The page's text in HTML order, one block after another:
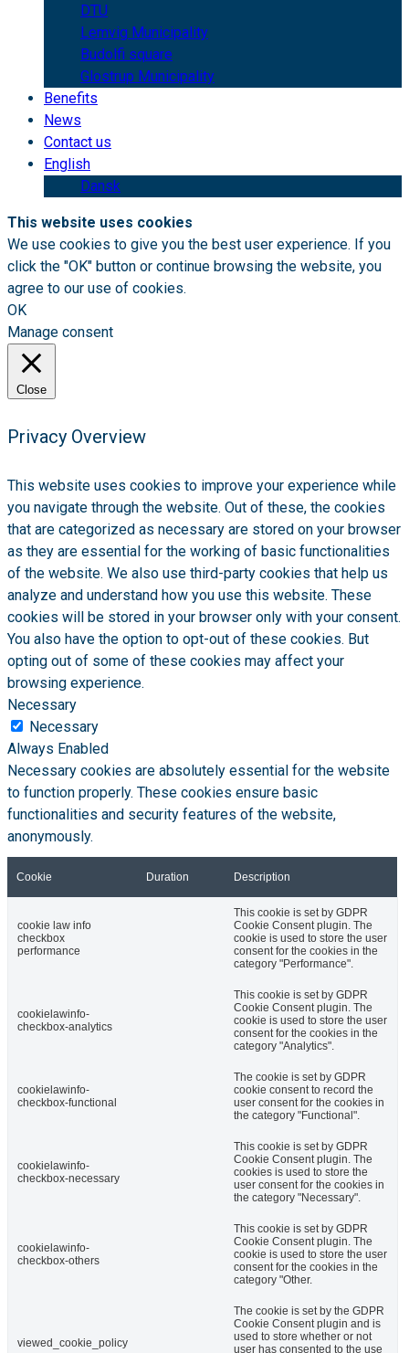
DTU
Lemvig Municipality
Budolfi square
Glostrup Municipality
Benefits
News
Contact us
English
Dansk
This website uses cookies
We use cookies to give you the best user experience. If you
click the "OK" button or continue browsing the website, you
agree to our use of cookies.
OK
Manage consent
Close
Privacy Overview
This website uses cookies to improve your experience while
you navigate through the website. Out of these, the cookies
that are categorized as necessary are stored on your browser
as they are essential for the working of basic functionalities
of the website. We also use third-party cookies that help us
analyze and understand how you use this website. These
cookies will be stored in your browser only with your consent.
You also have the option to opt-out of these cookies. But
opting out of some of these cookies may affect your
browsing experience.
Necessary
Necessary
Always Enabled
Necessary cookies are absolutely essential for the website
to function properly. These cookies ensure basic
functionalities and security features of the website,
anonymously.
Cookie Duration Description
cookie law info
checkbox
performance
This cookie is set by GDPR
Cookie Consent plugin. The
cookie is used to store the user
consent for the cookies in the
category "Performance".
cookielawinfo-
checkbox-analytics
This cookie is set by GDPR
Cookie Consent plugin. The
cookie is used to store the user
consent for the cookies in the
category "Analytics".
cookielawinfo-
checkbox-functional
The cookie is set by GDPR
cookie consent to record the
user consent for the cookies in
the category "Functional".
cookielawinfo-
checkbox-necessary
This cookie is set by GDPR
Cookie Consent plugin. The
cookies is used to store the
user consent for the cookies in
the category "Necessary".
cookielawinfo-
checkbox-others
This cookie is set by GDPR
Cookie Consent plugin. The
cookie is used to store the user
consent for the cookies in the
category "Other.
viewed_cookie_policy
The cookie is set by the GDPR
Cookie Consent plugin and is
used to store whether or not
user has consented to the use